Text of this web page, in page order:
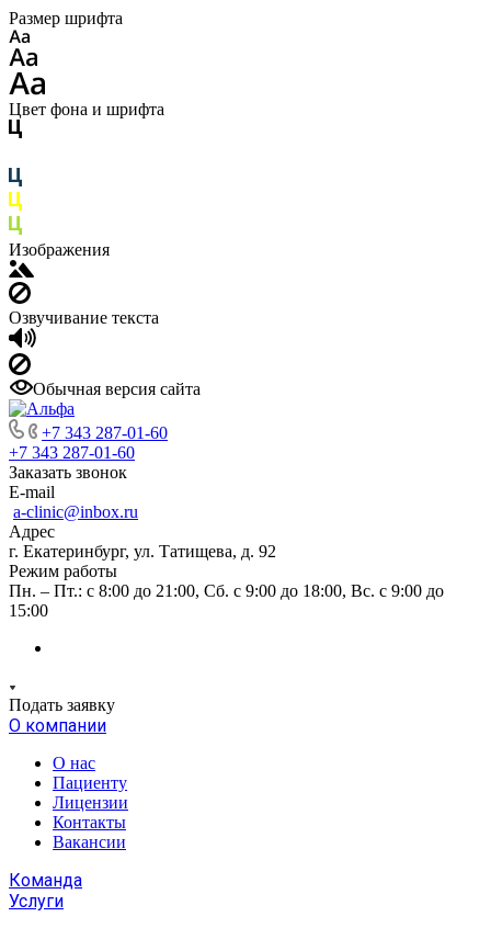
Размер шрифта
Цвет фона и шрифта
Изображения
Озвучивание текста
Обычная версия сайта
+7 343 287-01-60
+7 343 287-01-60
Заказать звонок
E-mail
a-clinic@inbox.ru
Адрес
г. Екатеринбург, ул. Татищева, д. 92
Режим работы
Пн. – Пт.: с 8:00 до 21:00, Сб. с 9:00 до 18:00, Вс. с 9:00 до
15:00
Подать заявку
О компании
О нас
Пациенту
Лицензии
Контакты
Вакансии
Команда
Услуги